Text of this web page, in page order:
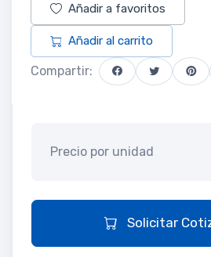
Añadir a favoritos
Añadir al carrito
Compartir:
Precio por unidad
Solicitar